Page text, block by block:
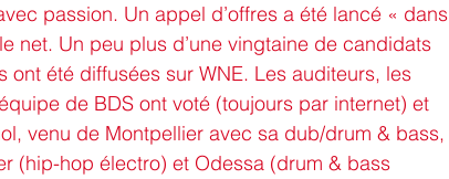
passion. Un appel d’offres a été lancé « dans
net. Un peu plus d’une vingtaine de candidats
ont été diffusées sur WNE. Les auditeurs, les
de BDS ont voté (toujours par internet) et
venu de Montpellier avec sa dub/drum & bass,
(hip-hop électro) et Odessa (drum & bass